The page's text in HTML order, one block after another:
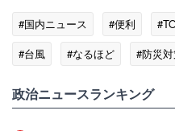
#国内ニュース #便利
#台風
#なるほど #防災
政治ニュースランキング